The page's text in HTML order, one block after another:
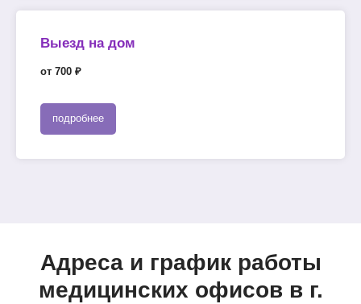
Выезд на дом
от 700 ₽
подробнее
Адреса и график работы
медицинских офисов в г.